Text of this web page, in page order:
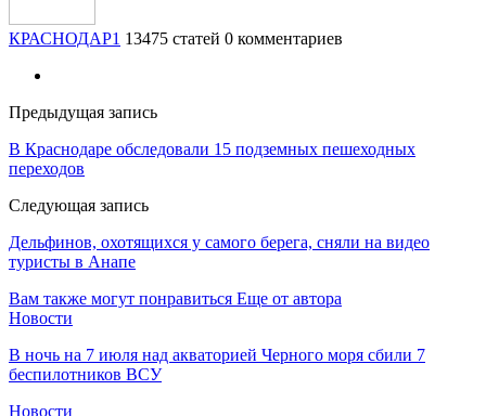
КРАСНОДАР1 13475 статей 0 комментариев
Предыдущая запись
В Краснодаре обследовали 15 подземных пешеходных
переходов
Следующая запись
Дельфинов, охотящихся у самого берега, сняли на видео
туристы в Анапе
Вам также могут понравиться Еще от автора
Новости
В ночь на 7 июля над акваторией Черного моря сбили 7
беспилотников ВСУ
Новости